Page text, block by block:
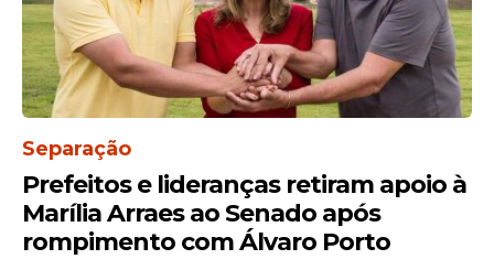
contratações de profissionais da segurança
pública, entre policiais civis, militares,
penais, científicos e bombeiros.
Os novos profissionais serão distribuídos
entre as unidades operacionais da capital e
da Região Metropolitana, ampliando a
presença policial e o trabalho ostensivo da
PM nesses locais.
Separação
Prefeitos e lideranças retiram apoio à
Marília Arraes ao Senado após
rompimento com Álvaro Porto